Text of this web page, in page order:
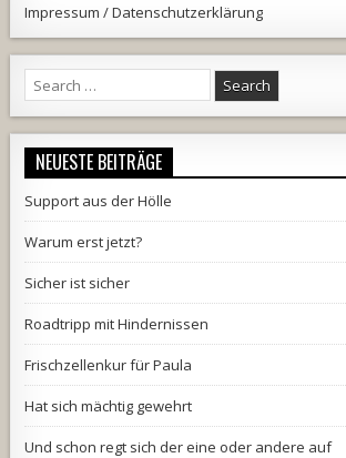
Impressum / Datenschutzerklärung
Search
for:
NEUESTE BEITRÄGE
Support aus der Hölle
Warum erst jetzt?
Sicher ist sicher
Roadtripp mit Hindernissen
Frischzellenkur für Paula
Hat sich mächtig gewehrt
Und schon regt sich der eine oder andere auf